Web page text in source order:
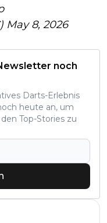
May 8, 2026
noch
Darts-Erlebnis
heute an, um
Top-Stories zu